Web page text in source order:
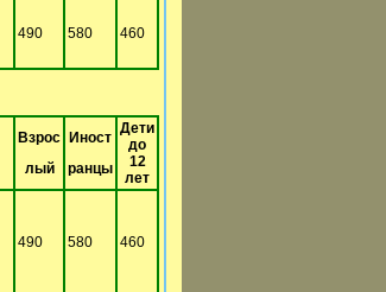
490 580 460
Взрос
лый
Иност
ранцы
Дети
до
12
лет
490 580 460